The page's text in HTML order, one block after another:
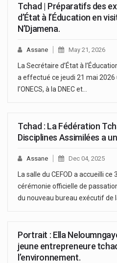
Tchad | Préparatifs des
d’État à l’Éducation en
N’Djamena.
Assane May 21, 2026
La Secrétaire d’État à
a effectué ce jeudi 21 mai 2026
l’ONECS, à la DNEC et…
Tchad : La Fédération
Disciplines Assimilées a
Assane Dec 04, 2025
La salle du CEFOD a accueilli
cérémonie officielle de
du nouveau bureau exécutif de
Portrait : Ella
jeune entrepreneure
l’environnement.